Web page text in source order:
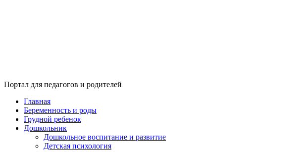
Портал для педагогов и родителей
Главная
Беременность и роды
Грудной ребенок
Дошкольник
Дошкольное воспитание и развитие
Детская психология